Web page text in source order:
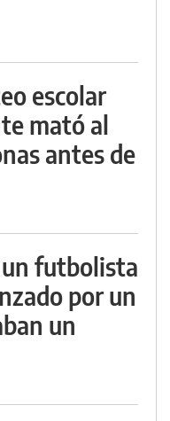
escolar
mató al
antes de
futbolista
por un
un